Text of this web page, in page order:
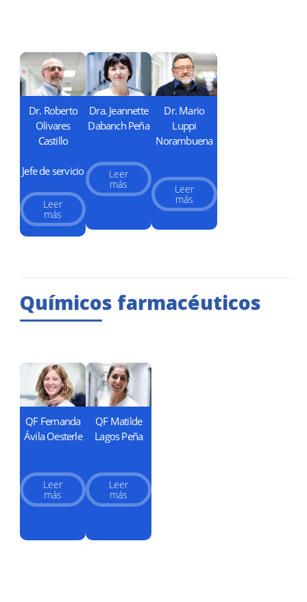
Dr. Roberto
Olivares
Castillo
Jefe de servicio
Leer
más
Dra. Jeannette
Dabanch Peña
Leer
más
Dr. Mario
Luppi
Norambuena
Leer
más
Químicos farmacéuticos
QF Fernanda
Ávila Oesterle
Leer
más
QF Matilde
Lagos Peña
Leer
más